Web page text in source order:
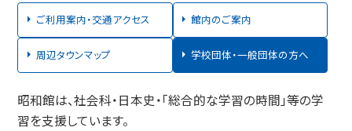
ご利用案内・交通アクセス 館内のご案内
周辺タウンマップ 学校団体・一般団体の方へ
昭和館は、社会科・日本史・「総合的な学習の時間」等の学
習を支援しています。